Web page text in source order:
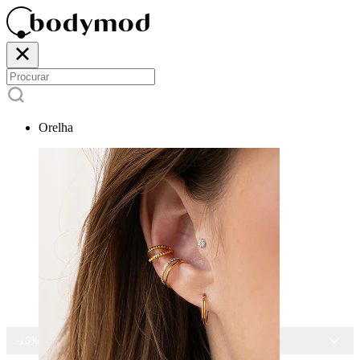
Orelha
-15% EM TODAS AS JOIAS